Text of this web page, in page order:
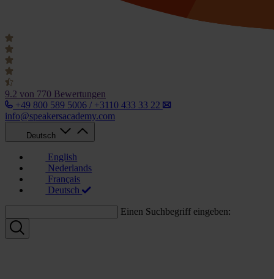
9.2 von 770 Bewertungen
+49 800 589 5006 / +3110 433 33 22
info@speakersacademy.com
Deutsch
English
Nederlands
Français
Deutsch
Einen Suchbegriff eingeben: